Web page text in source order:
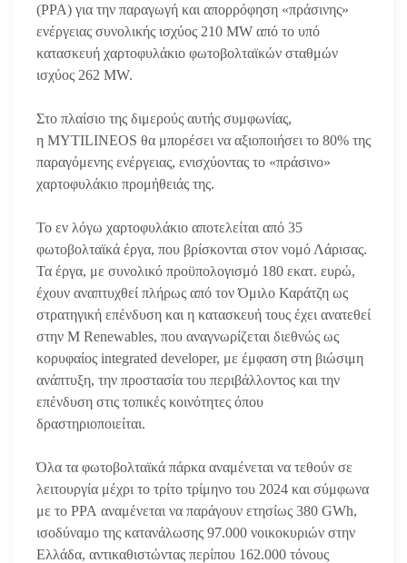
(PPA) για την παραγωγή και απορρόφηση «πράσινης»
ενέργειας συνολικής ισχύος 210 MW από το υπό
κατασκευή χαρτοφυλάκιο φωτοβολταϊκών σταθμών
ισχύος 262 MW.
Στο πλαίσιο της διμερούς αυτής συμφωνίας,
η MYTILINEOS θα μπορέσει να αξιοποιήσει το 80% της
παραγόμενης ενέργειας, ενισχύοντας το «πράσινο»
χαρτοφυλάκιο προμήθειάς της.
Το εν λόγω χαρτοφυλάκιο αποτελείται από 35
φωτοβολταϊκά έργα, που βρίσκονται στον νομό Λάρισας.
Τα έργα, με συνολικό προϋπολογισμό 180 εκατ. ευρώ,
έχουν αναπτυχθεί πλήρως από τον Όμιλο Καράτζη ως
στρατηγική επένδυση και η κατασκευή τους έχει ανατεθεί
στην M Renewables, που αναγνωρίζεται διεθνώς ως
κορυφαίος integrated developer, με έμφαση στη βιώσιμη
ανάπτυξη, την προστασία του περιβάλλοντος και την
επένδυση στις τοπικές κοινότητες όπου
δραστηριοποιείται.
Όλα τα φωτοβολταϊκά πάρκα αναμένεται να τεθούν σε
λειτουργία μέχρι το τρίτο τρίμηνο του 2024 και σύμφωνα
με το PPA αναμένεται να παράγουν ετησίως 380 GWh,
ισοδύναμο της κατανάλωσης 97.000 νοικοκυριών στην
Ελλάδα, αντικαθιστώντας περίπου 162.000 τόνους